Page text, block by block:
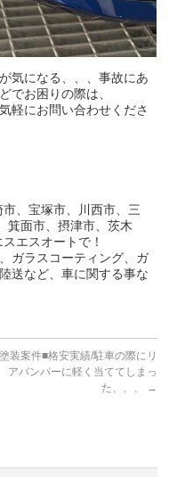
気になる、、、事故にあ
でお困りの際は、
軽にお問い合わせくださ
、宝塚市、川西市、三
箕面市、摂津市、茨木
エスオートで！
ガラスコーティング、ガ
送など、車に関する事な
装案件■格安実績/駐車の際にリ
アバンパーに軽く当ててしまっ
た、、、
→